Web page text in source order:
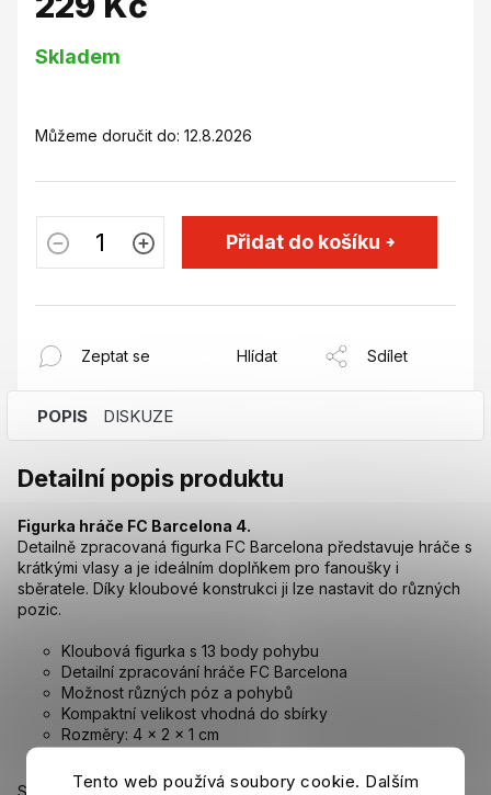
Tento web používá soubory cookie. Dalším
cena:
Skladem
Můžeme doručit do: 12.8.2026
Přidat do košíku
Zeptat se Hlídat Sdílet
POPIS DISKUZE
Detailní popis produktu
Figurka hráče FC Barcelona 4.
Detailně zpracovaná figurka FC Barcelona představuje hráče s
krátkými vlasy a je ideálním doplňkem pro fanoušky i
sběratele. Díky kloubové konstrukci ji lze nastavit do různých
pozic.
Kloubová figurka s 13 body pohybu
Detailní zpracování hráče FC Barcelona
Možnost různých póz a pohybů
Kompaktní velikost vhodná do sbírky
Rozměry: 4 × 2 × 1 cm
Skvělý sběratelský kousek pro fanoušky FC Barcelona i jako